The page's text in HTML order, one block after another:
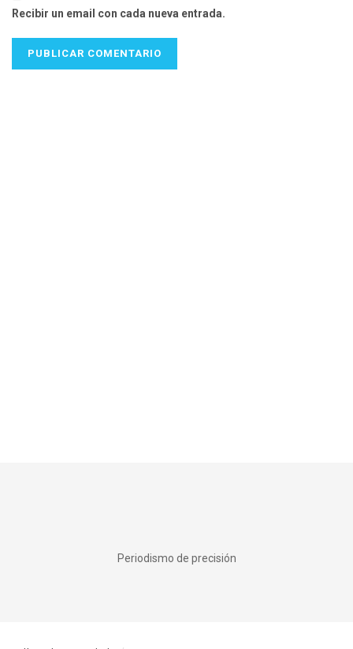
Recibir un email con cada nueva entrada.
Periodismo de precisión